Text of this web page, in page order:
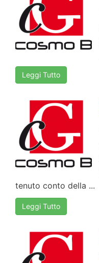
Leggi Tutto
tenuto conto della ...
Leggi Tutto